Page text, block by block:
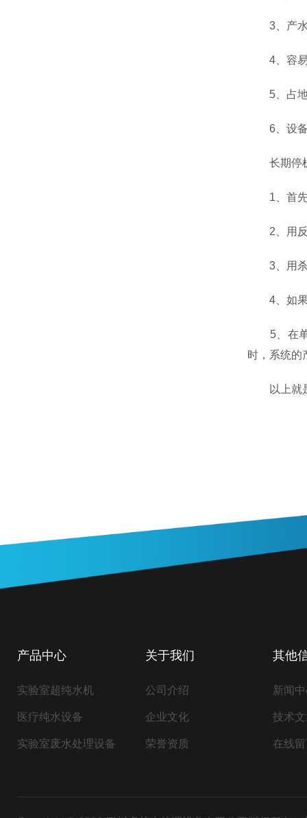
3、产水
4、容易
5、占地
6、设备
长期停机
1、首先
2、用反
3、用杀
4、如果
5、在单
时，系统的
以上就是
产品中心
实验室超纯水机
医疗纯水设备
实验室废水处理设备
关于我们
公司介绍
企业文化
荣誉资质
其他
新闻
技术
在线